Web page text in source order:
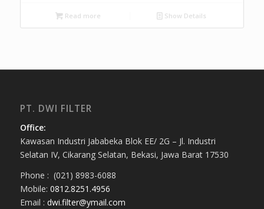
Read more Show Details
PT. DWI FILTER
Office:
Kawasan Industri Jababeka Blok EE/ 2G – Jl. Industri
Selatan IV, Cikarang Selatan, Bekasi, Jawa Barat 17530
Phone : (021) 8983-6088
Mobile: 0812.8251.4956
Email : dwi.filter@ymail.com